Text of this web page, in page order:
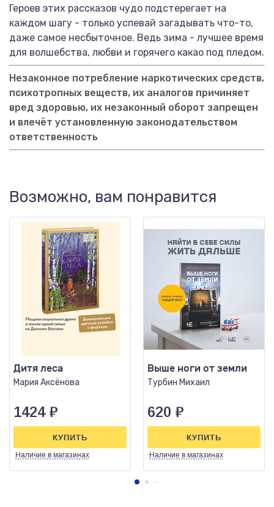
Героев этих рассказов чудо подстерегает на
каждом шагу - только успевай загадывать что-то,
даже самое несбыточное. Ведь зима - лучшее время
для волшебства, любви и горячего какао под пледом.
Незаконное потребление наркотических средств,
психотропных веществ, их аналогов причиняет
вред здоровью, их незаконный оборот запрещен
и влечёт установленную законодательством
ответственность
Возможно, вам понравится
Дитя леса
Мария Аксёнова
1424 ₽
Наличие в магазинах
КУПИТЬ
Выше ноги от земли
Турбин Михаил
620 ₽
Наличие в магазинах
КУПИТЬ